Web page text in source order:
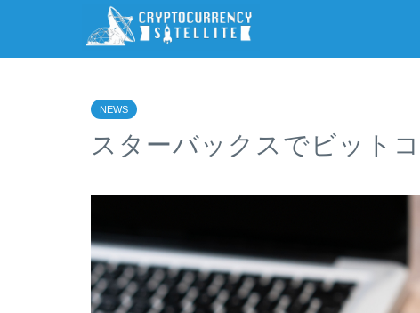
NEWS
スターバックスでビット